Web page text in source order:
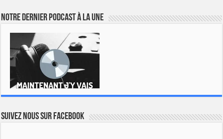
Notre dernier podcast à la une
Suivez nous sur Facebook